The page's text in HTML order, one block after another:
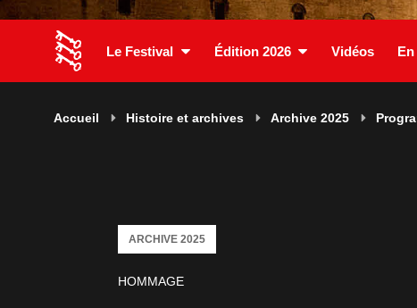
Le Festival Édition 2026 Vidéos
Accueil Histoire et archives Archive 2025
HOMMAGE
ARCHIVE 2025